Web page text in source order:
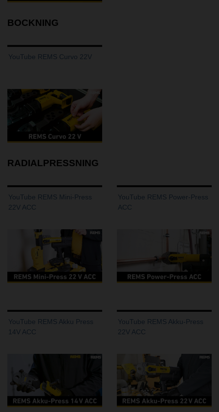
BOCKNING
YouTube REMS Curvo 22V
RADIALPRESSNING
YouTube REMS Mini-Press
22V ACC
YouTube REMS Power-Press
ACC
YouTube REMS Akku Press
14V ACC
YouTube REMS Akku-Press
22V ACC